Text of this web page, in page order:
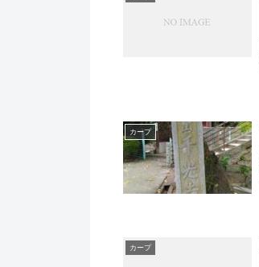
カープ
カープ